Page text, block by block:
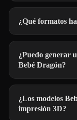
¿Qué formatos
¿Puedo generar
Bebé Dragón?
¿Los modelos
impresión 3D?